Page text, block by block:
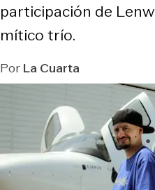
participación de
mítico trío.
PorLa Cuarta